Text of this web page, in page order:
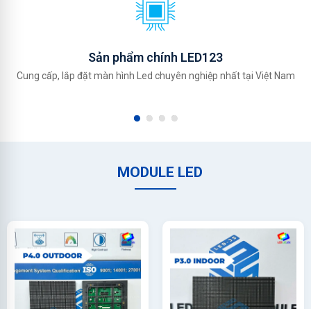
Sản phẩm chính LED123
Cung cấp, lắp đặt màn hình Led chuyên nghiệp nhất tại Việt Nam
MODULE LED